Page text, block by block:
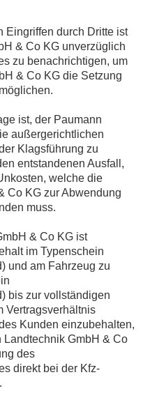
Eingriffen durch Dritte ist
& Co KG unverzüglich
zu benachrichtigen, um
& Co KG die Setzung
ist, der Paumann
außergerichtlichen
Klagsführung zu
entstandenen Ausfall,
welche die
Co KG zur Abwendung
muss.
& Co KG ist
im Typenschein
und am Fahrzeug zu
bis zur vollständigen
Vertragsverhältnis
Kunden einzubehalten,
GmbH & Co
des
direkt bei der Kfz-